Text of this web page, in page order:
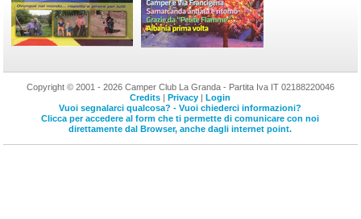
Copyright © 2001 - 2026 Camper Club La Granda - Partita Iva IT 02188220046
Credits
Privacy
Login
Vuoi segnalarci qualcosa? - Vuoi chiederci informazioni?
Clicca per accedere al form che ti permette di comunicare con noi
direttamente dal Browser, anche dagli internet point.